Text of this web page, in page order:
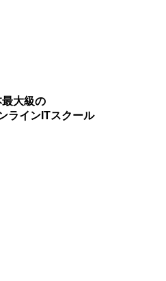
最大級の
ラインITスクール